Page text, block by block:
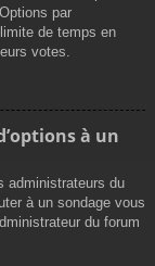
par
de temps en
votes.
à un
administrateurs du
à un sondage vous
du forum